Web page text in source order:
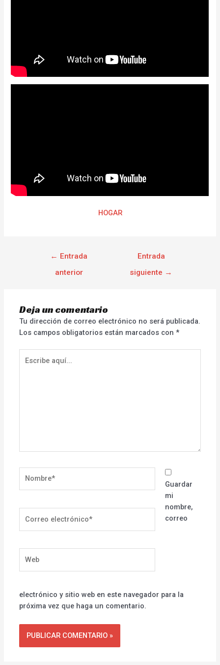
HOGAR
← Entrada
anterior
Entrada
siguiente →
Deja un comentario
Tu dirección de correo electrónico no será publicada.
Los campos obligatorios están marcados con*
aquí...
electrónico*
Guardar
mi
nombre,
correo
electrónico y sitio web en este navegador para la
próxima vez que haga un comentario.